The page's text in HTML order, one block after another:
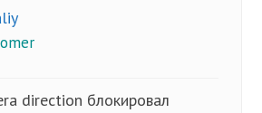
direction блокировал